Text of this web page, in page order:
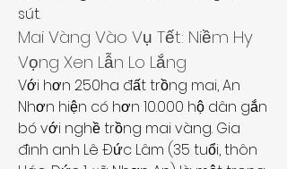
sút.
Mai Vàng Vào Vụ Tết: Niềm Hy
Vọng Xen Lẫn Lo Lắng
Với hơn 250ha đất trồng mai, An
Nhơn hiện có hơn 10.000 hộ dân gắn
bó với nghề trồng mai vàng. Gia
đình anh Lê Đức Lâm (35 tuổi, thôn